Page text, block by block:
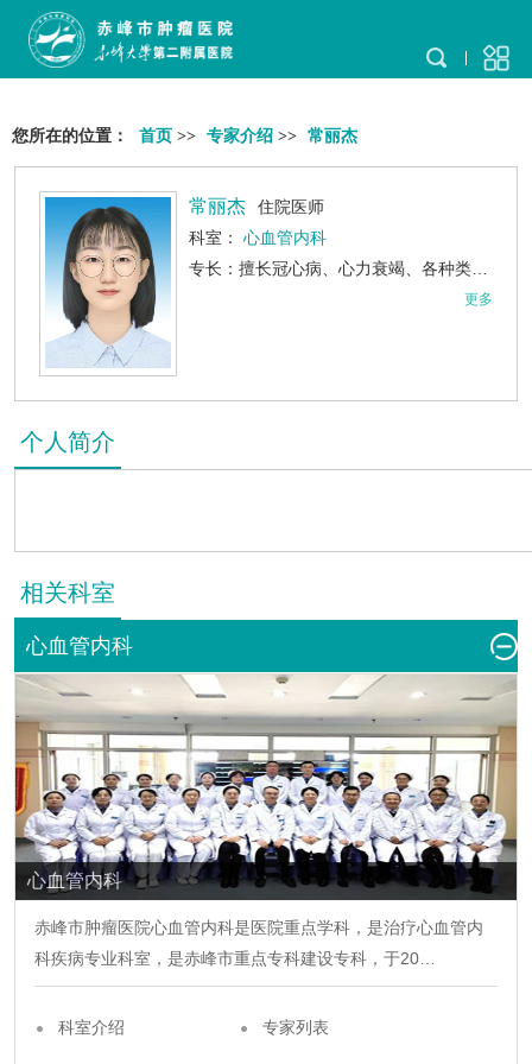
您所在的位置： 首页 >> 专家介绍 >> 常丽杰
常丽杰
住院医师
科室： 心血管内科
专长：擅长冠心病、心力衰竭、各种类型的心律失常、高血压等各种心
更多
个人简介
相关科室
心血管内科
心血管内科
赤峰市肿瘤医院心血管内科是医院重点学科，是治疗心血管内
科疾病专业科室，是赤峰市重点专科建设专科，于20…
科室介绍 专家列表